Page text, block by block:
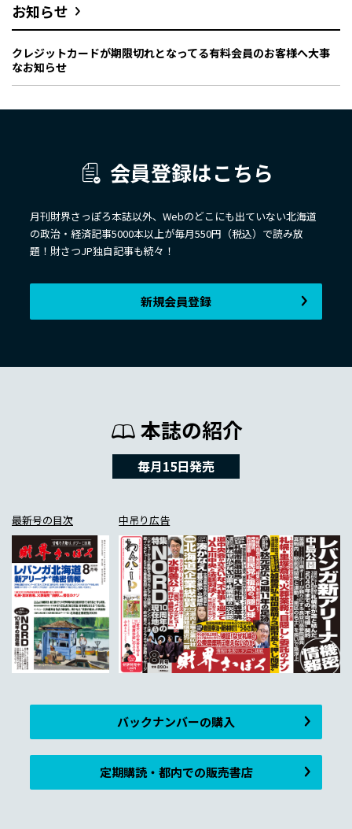
お知らせ
クレジットカードが期限切れとなってる有料会員のお客様へ大事
なお知らせ
会員登録はこちら
月刊財界さっぽろ本誌以外、Webのどこにも出ていない北海道
の政治・経済記事5000本以上が毎月550円（税込）で読み放
題！財さつJP独自記事も続々！
新規会員登録
本誌の紹介
毎月15日発売
最新号の目次 中吊り広告
バックナンバーの購入
定期購読・都内での販売書店